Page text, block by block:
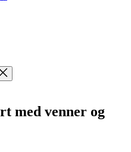
med venner og